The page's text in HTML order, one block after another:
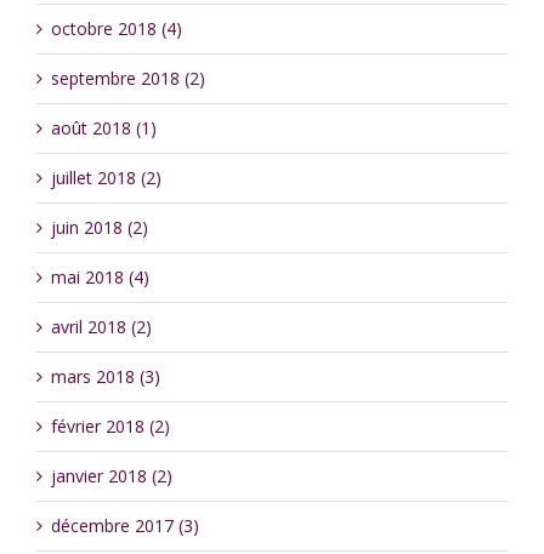
octobre 2018 (4)
septembre 2018 (2)
août 2018 (1)
juillet 2018 (2)
juin 2018 (2)
mai 2018 (4)
avril 2018 (2)
mars 2018 (3)
février 2018 (2)
janvier 2018 (2)
décembre 2017 (3)